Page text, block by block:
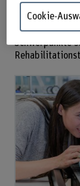
Schwerpunkte
Cookie-